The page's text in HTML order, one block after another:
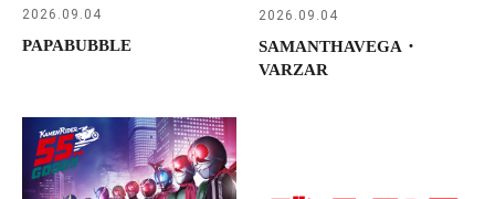
2026.09.04
PAPABUBBLE
2026.09.04
SAMANTHAVEGA・
VARZAR